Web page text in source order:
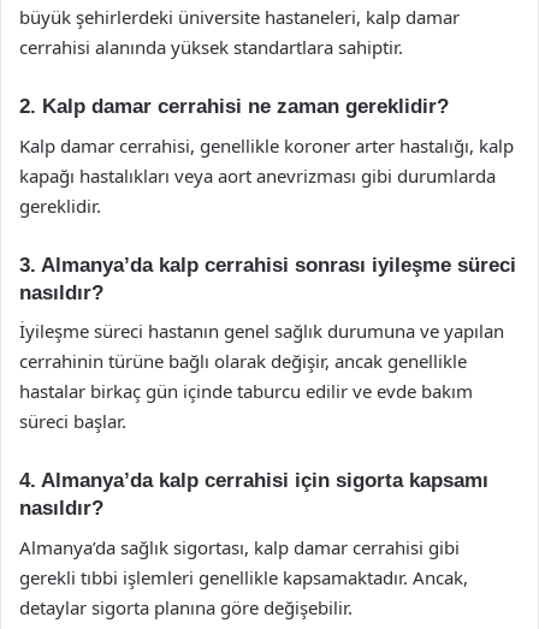
büyük şehirlerdeki üniversite hastaneleri, kalp damar
cerrahisi alanında yüksek standartlara sahiptir.
2. Kalp damar cerrahisi ne zaman gereklidir?
Kalp damar cerrahisi, genellikle koroner arter hastalığı, kalp
kapağı hastalıkları veya aort anevrizması gibi durumlarda
gereklidir.
3. Almanya’da kalp cerrahisi sonrası iyileşme süreci
nasıldır?
İyileşme süreci hastanın genel sağlık durumuna ve yapılan
cerrahinin türüne bağlı olarak değişir, ancak genellikle
hastalar birkaç gün içinde taburcu edilir ve evde bakım
süreci başlar.
4. Almanya’da kalp cerrahisi için sigorta kapsamı
nasıldır?
Almanya’da sağlık sigortası, kalp damar cerrahisi gibi
gerekli tıbbi işlemleri genellikle kapsamaktadır. Ancak,
detaylar sigorta planına göre değişebilir.